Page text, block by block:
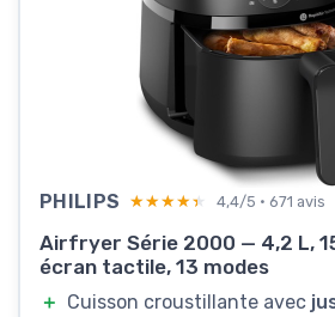
PHILIPS ★★★★★
★★★★★ 4,4/5 · 671 avis
Airfryer Série 2000 — 4,2 L,
écran tactile, 13 modes
＋ Cuisson croustillante avec